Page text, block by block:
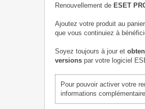
Renouvellement de ESET
Ajoutez votre produit au
que vous continuiez à
Soyez toujours à jour et
versions par votre logiciel
Pour pouvoir activer votre
informations